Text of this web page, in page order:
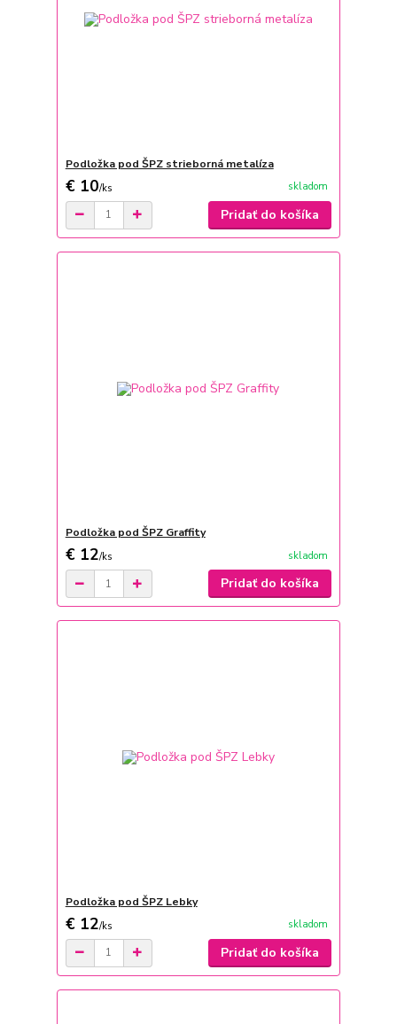
Podložka pod ŠPZ strieborná metalíza
€ 10/ks skladom
Pridať do košíka
Podložka pod ŠPZ Graffity
€ 12/ks skladom
Pridať do košíka
Podložka pod ŠPZ Lebky
€ 12/ks skladom
Pridať do košíka